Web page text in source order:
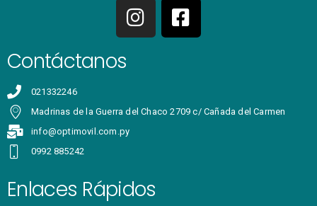
Contáctanos
021332246
Madrinas de la Guerra del Chaco 2709 c/ Cañada del Carmen
info@optimovil.com.py
0992 885242
Enlaces Rápidos